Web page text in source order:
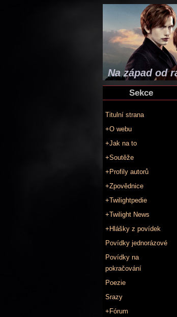
Na západ od
Sekce
Titulní strana
+O webu
+Jak na to
+Soutěže
+Profily autorů
+Zpovědnice
+Twilightpedie
+Twilight News
+Hlášky z povídek
Povídky jednorázové
Povídky na
pokračování
Poezie
Srazy
+Fórum